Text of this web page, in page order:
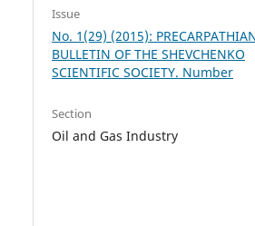
Issue
No. 1(29) (2015):
BULLETIN OF THE SHEVCHENKO
SCIENTIFIC SOCIETY. Number
Section
Oil and Gas Industry